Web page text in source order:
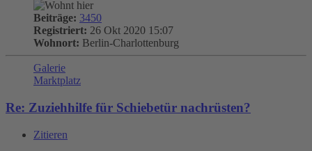
Beiträge: 3450
Registriert: 26 Okt 2020 15:07
Wohnort: Berlin-Charlottenburg
Galerie
Marktplatz
Re: Zuziehhilfe für Schiebetür nachrüsten?
Zitieren